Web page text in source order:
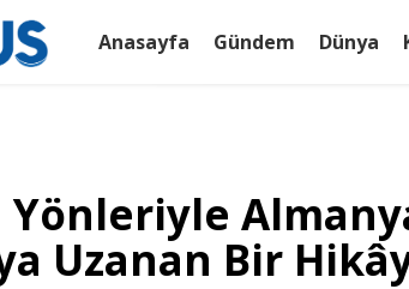
Anasayfa Gündem Dünya
Uzanan Bir